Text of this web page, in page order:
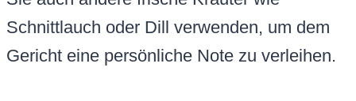
Schnittlauch oder Dill verwenden, um dem
Gericht eine persönliche Note zu verleihen.